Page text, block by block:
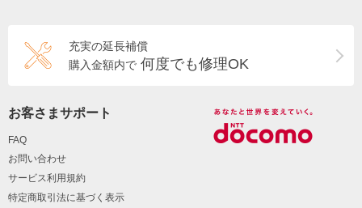
充実の延長補償
購入金額内で 何度でも修理OK
お客さまサポート
FAQ
お問い合わせ
サービス利用規約
特定商取引法に基づく表示